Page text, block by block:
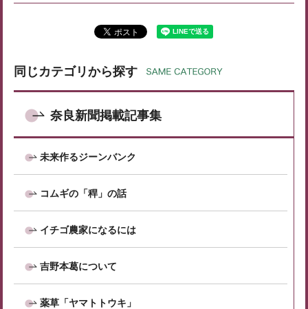
同じカテゴリから探す
奈良新聞掲載記事集
未来作るジーンバンク
コムギの「稈」の話
イチゴ農家になるには
吉野本葛について
薬草「ヤマトトウキ」